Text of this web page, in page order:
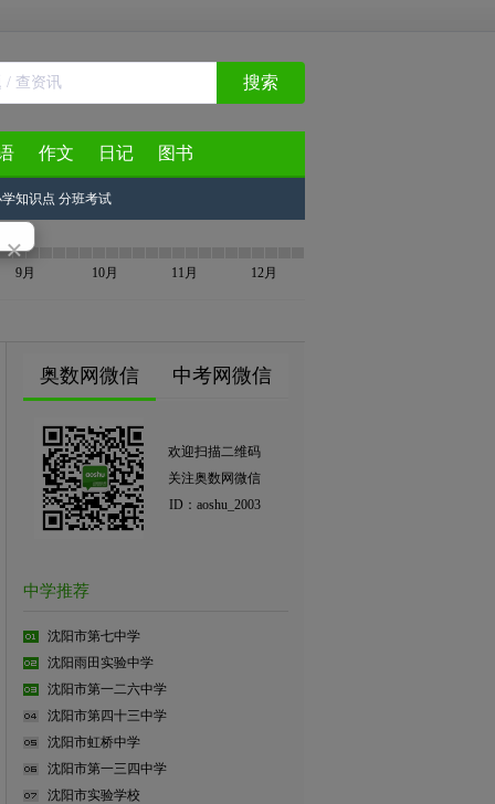
×
搜索
作文 日记 图书
知识点 分班考试
9月 10月 11月 12月
奥数网微信 中考网微信
欢迎扫描二维码
关注奥数网微信
ID：aoshu_2003
中学推荐
沈阳市第七中学
沈阳雨田实验中学
沈阳市第一二六中学
沈阳市第四十三中学
沈阳市虹桥中学
沈阳市第一三四中学
沈阳市实验学校